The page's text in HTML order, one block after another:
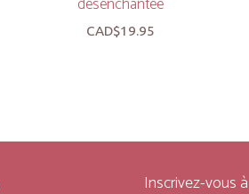
CAD$19.95
Inscrivez-vous